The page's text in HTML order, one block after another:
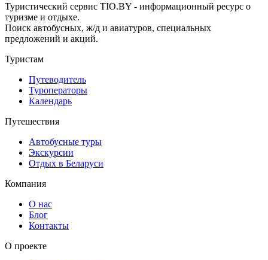
Туристический сервис TIO.BY - информационный ресурс о
туризме и отдыхе.
Поиск автобусных, ж/д и авиатуров, специальных
предложений и акций.
Туристам
Путеводитель
Туроператоры
Календарь
Путешествия
Автобусные туры
Экскурсии
Отдых в Беларуси
Компания
О нас
Блог
Контакты
О проекте